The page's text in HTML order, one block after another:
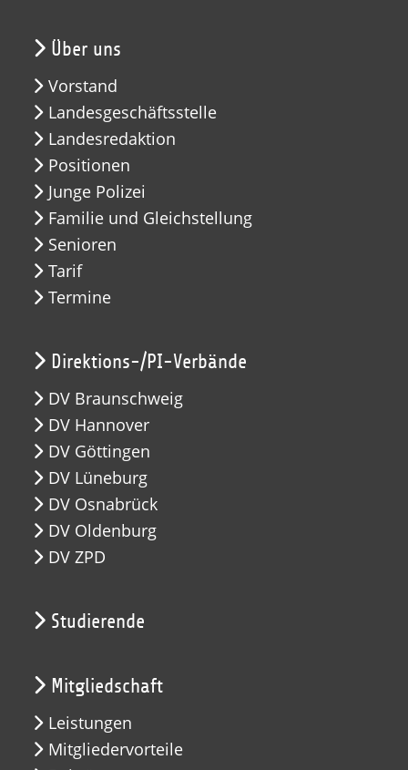
Über uns
Vorstand
Landesgeschäftsstelle
Landesredaktion
Positionen
Junge Polizei
Familie und Gleichstellung
Senioren
Tarif
Termine
Direktions-/PI-Verbände
DV Braunschweig
DV Hannover
DV Göttingen
DV Lüneburg
DV Osnabrück
DV Oldenburg
DV ZPD
Studierende
Mitgliedschaft
Leistungen
Mitgliedervorteile